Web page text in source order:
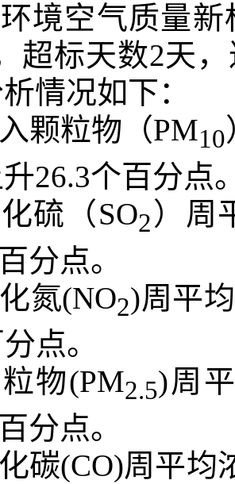
境空气质量
超标天数2天
情况如下：
颗粒物（PM10
26.3个百分点
硫（SO2 ）周
分点。
氮(NO2)周平
点。
物(PM2.5)周
分点。
碳(CO)周平均